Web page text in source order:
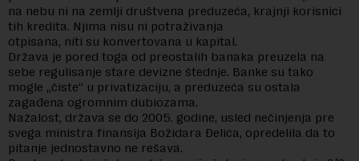
na nebu ni na zemlji društvena preduzeća, krajnji korisnici
tih kredita. Njima nisu ni potraživanja
otpisana, niti su konvertovana u kapital.
Država je pored toga od preostalih banaka preuzela na
sebe regulisanje stare devizne štednje. Banke su tako
mogle „čiste“ u privatizaciju, a preduzeća su ostala
zagađena ogromnim dubiozama.
Nažalost, država se do 2005. godine, usled nečinjenja pre
svega ministra finansija Božidara Đelića, opredelila da to
pitanje jednostavno ne rešava.